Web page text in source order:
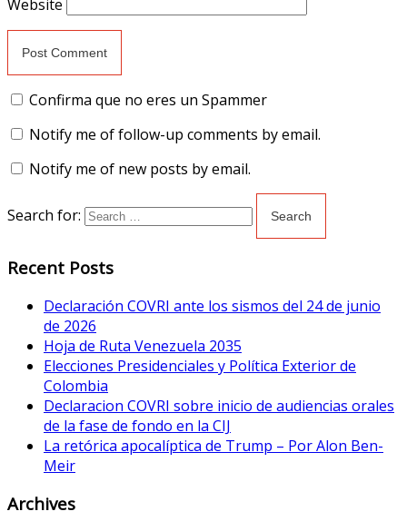
Website
Confirma que no eres un Spammer
Notify me of follow-up comments by email.
Notify me of new posts by email.
Search for:
Recent Posts
Declaración COVRI ante los sismos del 24 de junio
de 2026
Hoja de Ruta Venezuela 2035
Elecciones Presidenciales y Política Exterior de
Colombia
Declaracion COVRI sobre inicio de audiencias orales
de la fase de fondo en la CIJ
La retórica apocalíptica de Trump – Por Alon Ben-
Meir
Archives